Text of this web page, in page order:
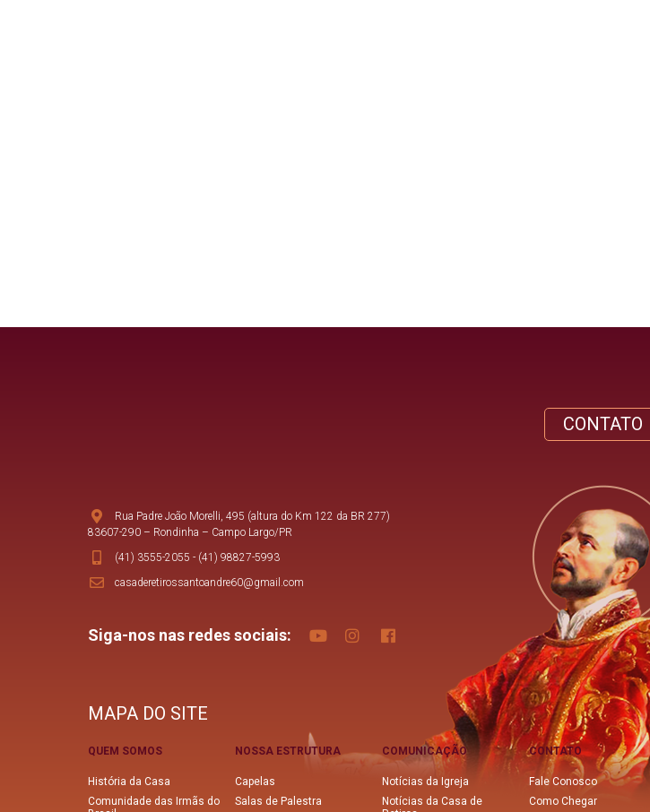
CONTATO
Rua Padre João Morelli, 495 (altura do Km 122 da BR 277)
83607-290 – Rondinha – Campo Largo/PR
(41) 3555-2055 - (41) 98827-5993
casaderetirossantoandre60@gmail.com
Siga-nos nas redes sociais:
MAPA DO SITE
QUEM SOMOS
História da Casa
Comunidade das Irmãs do
NOSSA ESTRUTURA
Capelas
Salas de Palestra
COMUNICAÇÃO
Notícias da Igreja
Notícias da Casa de
CONTATO
Fale Conosco
Como Chegar